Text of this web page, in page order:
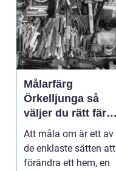
Målarfärg
Örkelljunga så
väljer du rätt färg
till hem och gård
Att måla om är ett av
de enklaste sätten att
förändra ett hem, en